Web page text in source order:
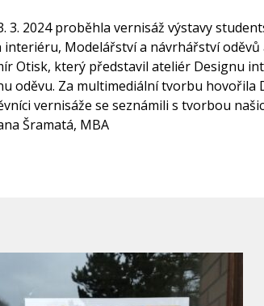
3. 2024 proběhla vernisáž výstavy
interiéru, Modelářství a návrhářství
Otisk, který představil ateliér Designu
oděvu. Za multimediální tvorbu hovořila
vernisáže se seznámili s tvorbou
Šramatá, MBA